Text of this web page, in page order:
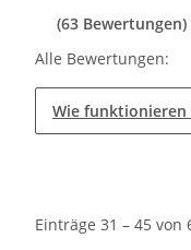
(63 Bewertungen)
Alle Bewertungen:
Wie funktionieren
Einträge 31 – 45 von